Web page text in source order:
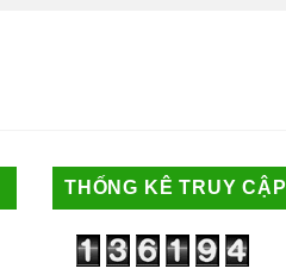
THỐNG KÊ TRUY CẬP